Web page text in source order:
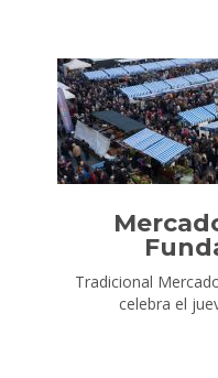
Tradicional
celebra el